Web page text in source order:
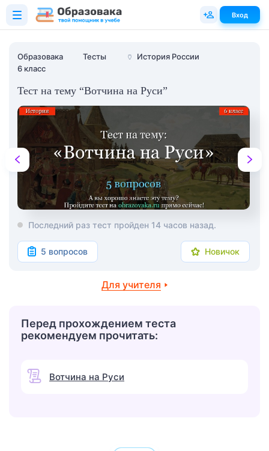
Образовака Тесты 🏺
История России
6 класс
Тест на тему “Вотчина на Руси”
Последний раз тест пройден 14 часов назад.
5 вопросов Новичок
Для учителя
Перед прохождением теста
рекомендуем прочитать:
Вотчина на Руси
Вход